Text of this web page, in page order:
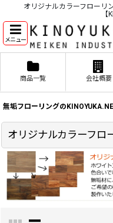
オリジナルカラーフローリ
【
メニュー
商品一覧 会社概要
無垢フローリングの
オリジナルカラーフロ